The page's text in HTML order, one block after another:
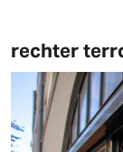
rechter